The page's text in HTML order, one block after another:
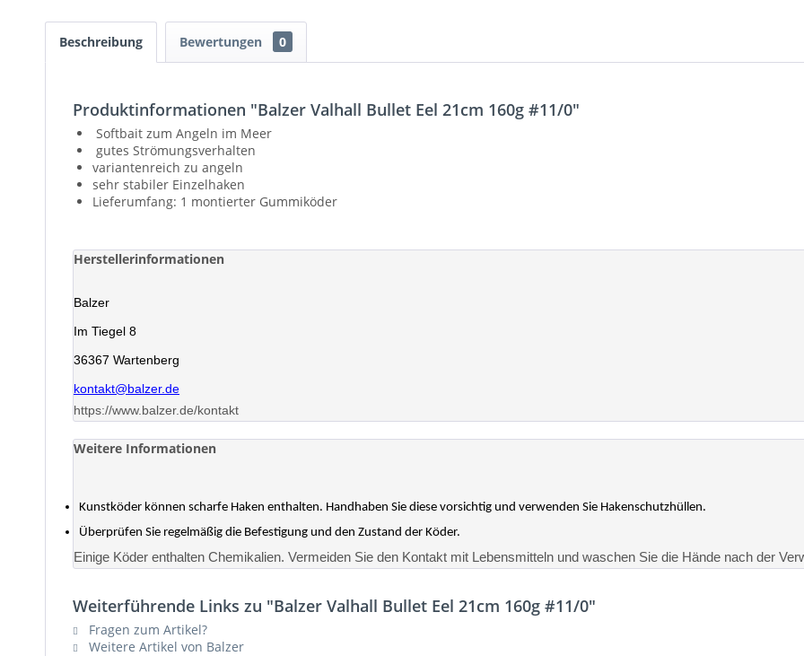
Beschreibung Bewertungen 0
Produktinformationen "Balzer Valhall Bullet Eel 21cm 160g #11/0"
Softbait zum Angeln im Meer
gutes Strömungsverhalten
variantenreich zu angeln
sehr stabiler Einzelhaken
Lieferumfang: 1 montierter Gummiköder
Herstellerinformationen
Balzer
Im Tiegel 8
36367 Wartenberg
kontakt@balzer.de
https://www.balzer.de/kontakt
Weitere Informationen
Kunstköder können scharfe Haken enthalten. Handhaben Sie diese vorsichtig und verwenden Sie Hakenschutzhüllen.
Überprüfen Sie regelmäßig die Befestigung und den Zustand der Köder.
Einige Köder enthalten Chemikalien. Vermeiden Sie den Kontakt mit Lebensmitteln und waschen Sie die Hände nach der
Weiterführende Links zu "Balzer Valhall Bullet Eel 21cm 160g #11/0"
Fragen zum Artikel?
Weitere Artikel von Balzer